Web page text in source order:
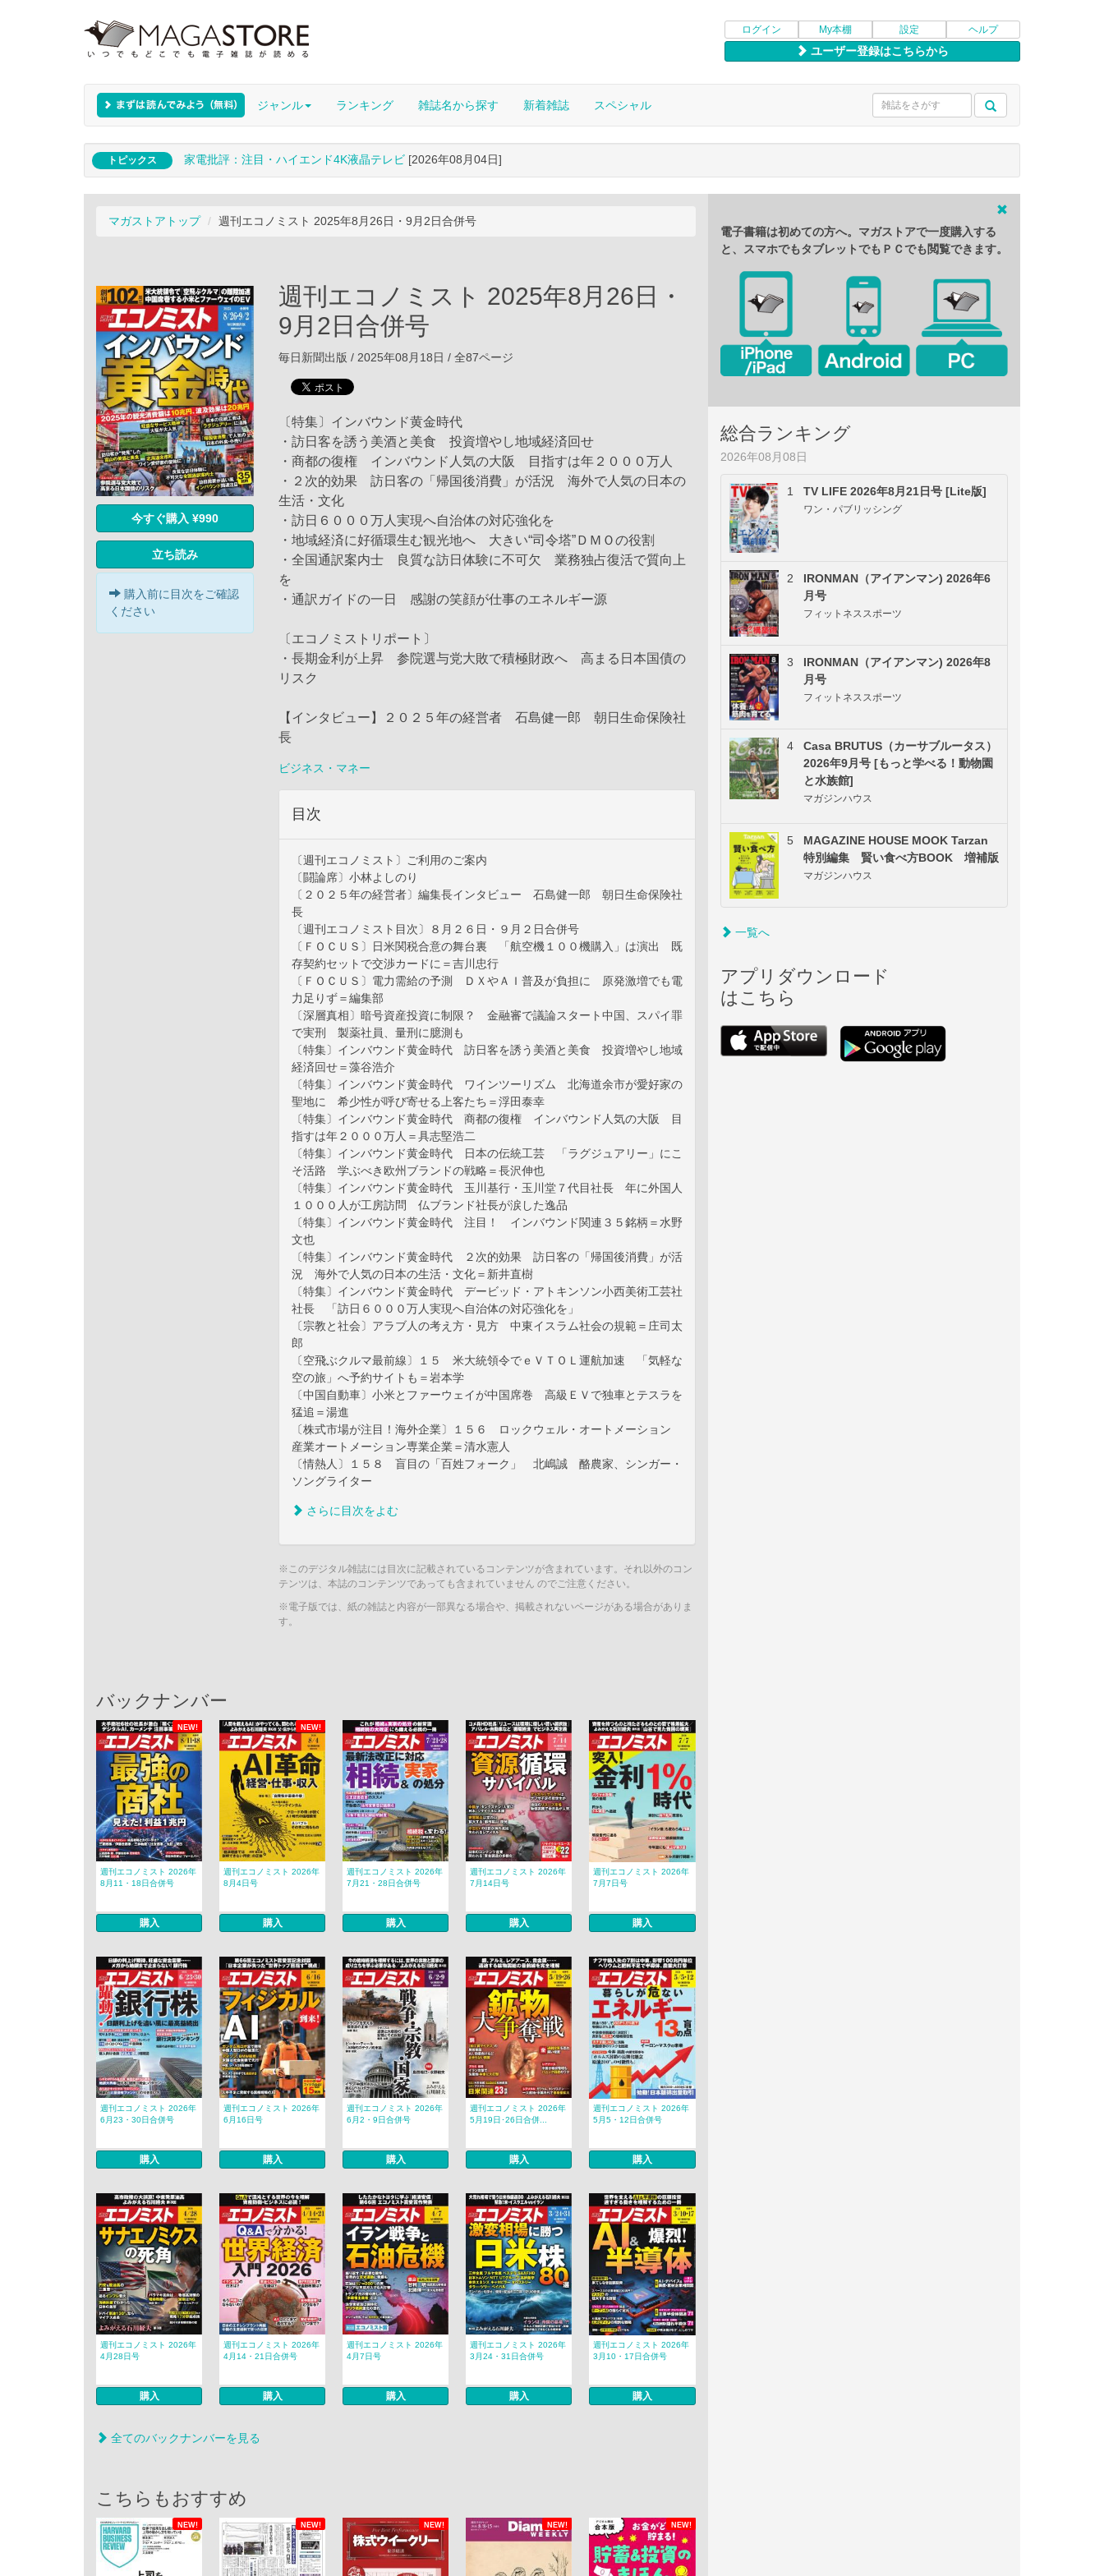
ログイン My本棚 設定 ヘルプ
ユーザー登録はこちらから
ジャンル ランキング 雑誌名から探す 新着雑誌 スペシャル
トピックス 家電批評：注目・ハイエンド4K液晶テレビ [2026年08月04日]
マガストアトップ 週刊エコノミスト 2025年8月26日・9月2日合併号
今すぐ購入 ¥990
立ち読み
購入前に目次をご確認
ください
週刊エコノミスト 2025年8月26日・
9月2日合併号
毎日新聞出版 / 2025年08月18日 / 全87ページ
〔特集〕インバウンド黄金時代
・訪日客を誘う美酒と美食 投資増やし地域経済回せ
・商都の復権 インバウンド人気の大阪 目指すは年２０００万人
・２次的効果 訪日客の「帰国後消費」が活況 海外で人気の日本の
生活・文化
・訪日６０００万人実現へ自治体の対応強化を
・地域経済に好循環生む観光地へ 大きい“司令塔”ＤＭＯの役割
・全国通訳案内士 良質な訪日体験に不可欠 業務独占復活で質向上
を
・通訳ガイドの一日 感謝の笑顔が仕事のエネルギー源
〔エコノミストリポート〕
・長期金利が上昇 参院選与党大敗で積極財政へ 高まる日本国債の
リスク
【インタビュー】２０２５年の経営者 石島健一郎 朝日生命保険社
長
ビジネス・マネー
目次
〔週刊エコノミスト〕ご利用のご案内
〔闘論席〕小林よしのり
〔２０２５年の経営者〕編集長インタビュー 石島健一郎 朝日生命保険社
長
〔週刊エコノミスト目次〕８月２６日・９月２日合併号
〔ＦＯＣＵＳ〕日米関税合意の舞台裏 「航空機１００機購入」は演出 既
存契約セットで交渉カードに＝吉川忠行
〔ＦＯＣＵＳ〕電力需給の予測 ＤＸやＡＩ普及が負担に 原発激増でも電
力足りず＝編集部
〔深層真相〕暗号資産投資に制限？ 金融審で議論スタート中国、スパイ罪
で実刑 製薬社員、量刑に臆測も
〔特集〕インバウンド黄金時代 訪日客を誘う美酒と美食 投資増やし地域
経済回せ＝藻谷浩介
〔特集〕インバウンド黄金時代 ワインツーリズム 北海道余市が愛好家の
聖地に 希少性が呼び寄せる上客たち＝浮田泰幸
〔特集〕インバウンド黄金時代 商都の復権 インバウンド人気の大阪 目
指すは年２０００万人＝具志堅浩二
〔特集〕インバウンド黄金時代 日本の伝統工芸 「ラグジュアリー」にこ
そ活路 学ぶべき欧州ブランドの戦略＝長沢伸也
〔特集〕インバウンド黄金時代 玉川基行・玉川堂７代目社長 年に外国人
１０００人が工房訪問 仏ブランド社長が涙した逸品
〔特集〕インバウンド黄金時代 注目！ インバウンド関連３５銘柄＝水野
文也
〔特集〕インバウンド黄金時代 ２次的効果 訪日客の「帰国後消費」が活
況 海外で人気の日本の生活・文化＝新井直樹
〔特集〕インバウンド黄金時代 デービッド・アトキンソン小西美術工芸社
社長 「訪日６０００万人実現へ自治体の対応強化を」
〔宗教と社会〕アラブ人の考え方・見方 中東イスラム社会の規範＝庄司太
郎
〔空飛ぶクルマ最前線〕１５ 米大統領令でｅＶＴＯＬ運航加速 「気軽な
空の旅」へ予約サイトも＝岩本学
〔中国自動車〕小米とファーウェイが中国席巻 高級ＥＶで独車とテスラを
猛追＝湯進
〔株式市場が注目！海外企業〕１５６ ロックウェル・オートメーション
産業オートメーション専業企業＝清水憲人
〔情熱人〕１５８ 盲目の「百姓フォーク」 北嶋誠 酪農家、シンガー・
ソングライター
さらに目次をよむ
※このデジタル雑誌には目次に記載されているコンテンツが含まれています。それ以外のコン
テンツは、本誌のコンテンツであっても含まれていません のでご注意ください。
※電子版では、紙の雑誌と内容が一部異なる場合や、掲載されないページがある場合がありま
す。
バックナンバー
NEW! NEW!
週刊エコノミスト 2026年
8月11・18日合併号
購入
週刊エコノミスト 2026年
8月4日号
購入
週刊エコノミスト 2026年
7月21・28日合併号
購入
週刊エコノミスト 2026年
7月14日号
購入
週刊エコノミスト 2026年
7月7日号
購入
週刊エコノミスト 2026年
6月23・30日合併号
購入
週刊エコノミスト 2026年
6月16日号
購入
週刊エコノミスト 2026年
6月2・9日合併号
購入
週刊エコノミスト 2026年
5月19日･26日合併...
購入
週刊エコノミスト 2026年
5月5・12日合併号
購入
週刊エコノミスト 2026年
4月28日号
購入
週刊エコノミスト 2026年
4月14・21日合併号
購入
週刊エコノミスト 2026年
4月7日号
購入
週刊エコノミスト 2026年
3月24・31日合併号
購入
週刊エコノミスト 2026年
3月10・17日合併号
購入
全てのバックナンバーを見る
こちらもおすすめ
NEW! NEW! NEW! NEW! NEW!
電子書籍は初めての方へ。マガストアで一度購入する
と、スマホでもタブレットでもＰＣでも閲覧できます。
総合ランキング
2026年08月08日
1 TV LIFE 2026年8月21日号 [Lite版]
ワン・パブリッシング
2
IRONMAN（アイアンマン) 2026年6
月号
フィットネススポーツ
3
IRONMAN（アイアンマン) 2026年8
月号
フィットネススポーツ
4
Casa BRUTUS（カーサブルータス）
2026年9月号 [もっと学べる！動物園
と水族館]
マガジンハウス
5
MAGAZINE HOUSE MOOK Tarzan
特別編集 賢い食べ方BOOK 増補版
マガジンハウス
一覧へ
アプリダウンロード
はこちら